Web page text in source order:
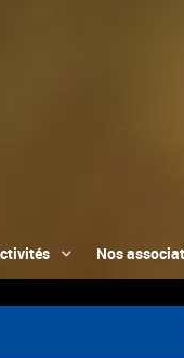
Nos
📮 Du